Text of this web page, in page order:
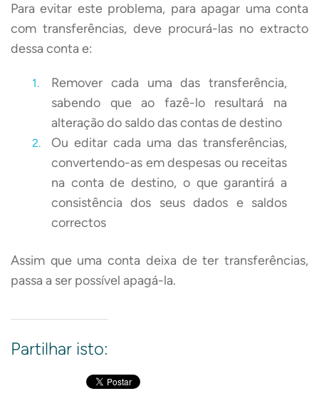
Para evitar este problema, para apagar uma conta
com transferências, deve procurá-las no extracto
dessa conta e:
Remover cada uma das transferência,
sabendo que ao fazê-lo resultará na
alteração do saldo das contas de destino
Ou editar cada uma das transferências,
convertendo-as em despesas ou receitas
na conta de destino, o que garantirá a
consistência dos seus dados e saldos
correctos
Assim que uma conta deixa de ter transferências,
passa a ser possível apagá-la.
Partilhar isto: